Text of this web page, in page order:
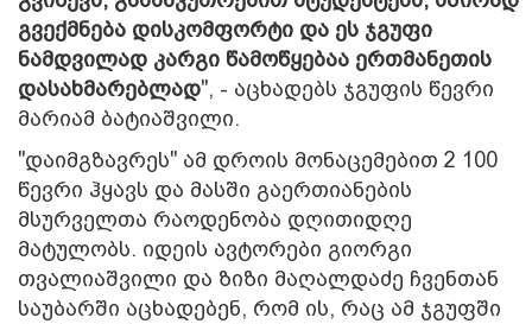
გვექმნება დისკომფორტი და ეს ჯგუფი
ნამდვილად კარგი წამოწყებაა ერთმანეთის
დასახმარებლად", - აცხადებს ჯგუფის წევრი
მარიამ ბატიაშვილი.
"დაიმგზავრეს" ამ დროის მონაცემებით 2 100
წევრი ჰყავს და მასში გაერთიანების
მსურველთა რაოდენობა დღითიდღე
მატულობს. იდეის ავტორები გიორგი
თვალიაშვილი და ზიზი მაღალდაძე ჩვენთან
საუბარში აცხადებენ, რომ ის, რაც ამ ჯგუფში